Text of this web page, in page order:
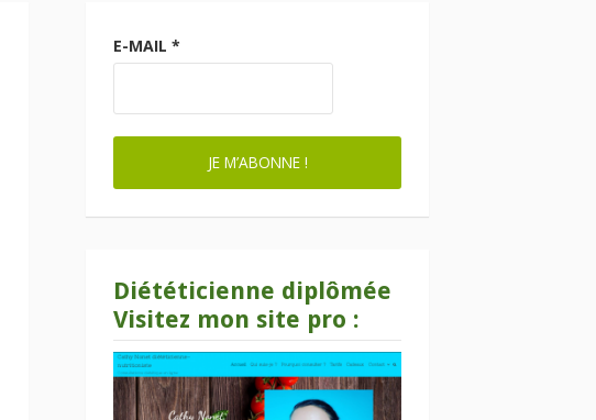
E-MAIL *
Diététicienne diplômée
Visitez mon site pro :